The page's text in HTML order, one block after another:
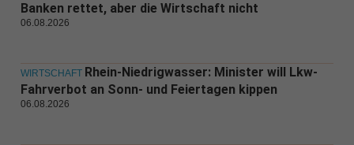
Banken rettet, aber die Wirtschaft nicht
06.08.2026
WIRTSCHAFT Rhein-Niedrigwasser: Minister will Lkw-
Fahrverbot an Sonn- und Feiertagen kippen
06.08.2026